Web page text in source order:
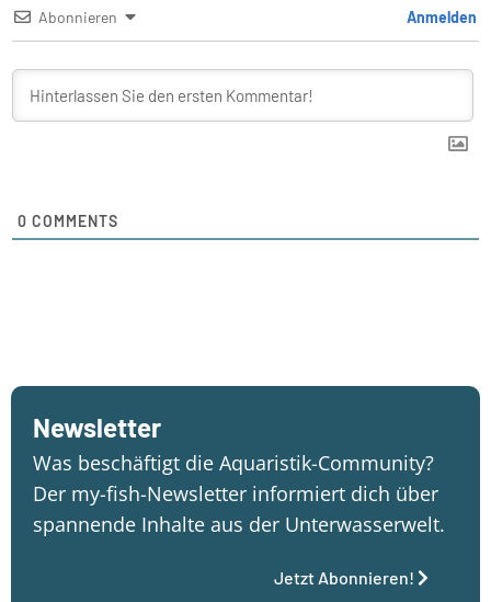
Abonnieren Anmelden
0 COMMENTS
Newsletter
Was beschäftigt die Aquaristik-Community?
Der my-fish-Newsletter informiert dich über
spannende Inhalte aus der Unterwasserwelt.
Jetzt Abonnieren!